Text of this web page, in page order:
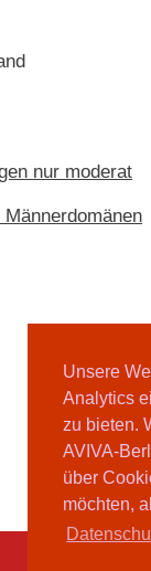
Unsere
Analytics
zu bieten.
AVIVA-
über
möchten,
nur moderat